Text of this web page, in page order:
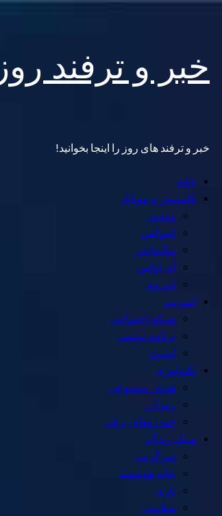
content
خبر و ترفند روز
خبر و ترفند های روز را اینجا بخوانید!
Primary
Menu
خانه
کامپیوتر و موبایل
ویندوز
لینوکس
مکینتاش
آی اواس
اندروید
اینترنت
شبکه اجتماعی
برنامه نویسی
امنیت
تکنولوژی
هوش مصنوعی
رمزارز
خودروهای برقی
سبک زندگی
سرگرمی
خانه هوشمند
بازی
سلامتی